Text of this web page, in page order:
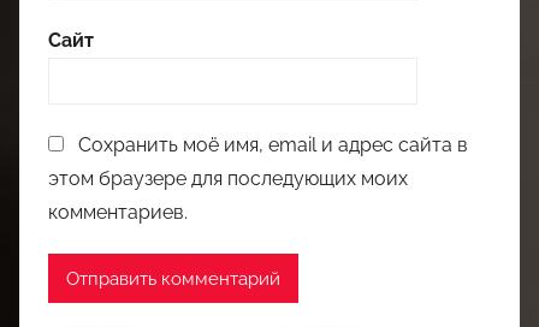
Сайт
Сохранить моё имя, email и адрес сайта в
этом браузере для последующих моих
комментариев.